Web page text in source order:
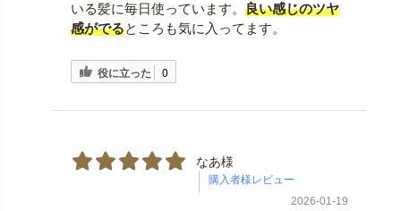
いる髪に毎日使っています。 良い感じのツヤ
感がでるところも気に入ってます。
役に立った 0
なあ様
2026-01-19